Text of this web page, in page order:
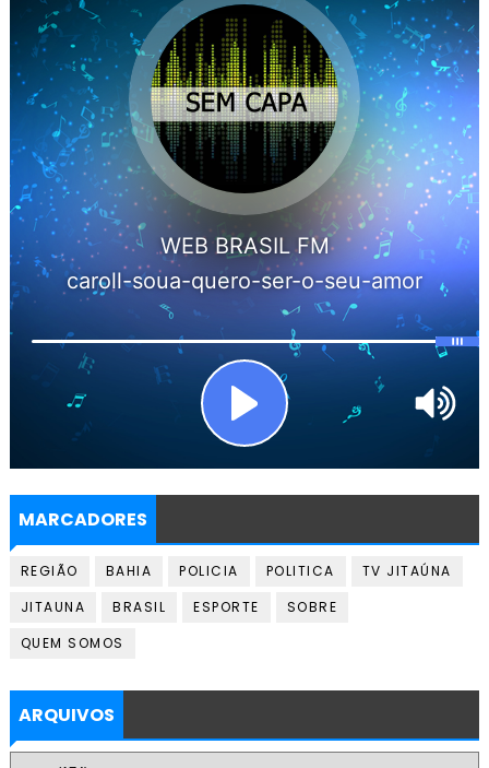
MARCADORES
REGIÃO BAHIA POLICIA POLITICA
TV JITAÚNA
JITAUNA
BRASIL ESPORTE
SOBRE
QUEM SOMOS
ARQUIVOS